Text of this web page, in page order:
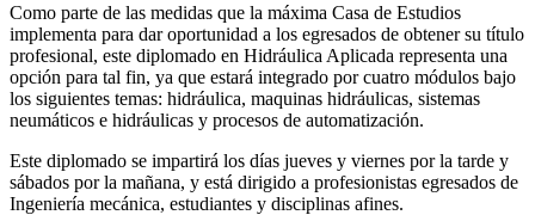
Como parte de las medidas que la máxima Casa de Estudios
implementa para dar oportunidad a los egresados de obtener su título
profesional, este diplomado en Hidráulica Aplicada representa una
opción para tal fin, ya que estará integrado por cuatro módulos bajo
los siguientes temas: hidráulica, maquinas hidráulicas, sistemas
neumáticos e hidráulicas y procesos de automatización.
Este diplomado se impartirá los días jueves y viernes por la tarde y
sábados por la mañana, y está dirigido a profesionistas egresados de
Ingeniería mecánica, estudiantes y disciplinas afines.